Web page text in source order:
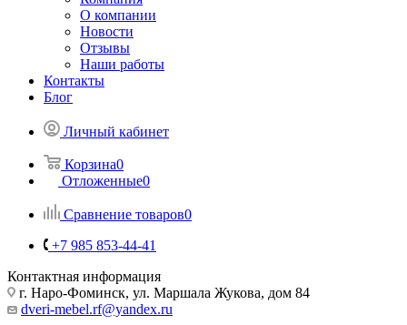
О компании
Новости
Отзывы
Наши работы
Контакты
Блог
Личный кабинет
Корзина0
Отложенные0
Сравнение товаров0
+7 985 853-44-41
Контактная информация
г. Наро-Фоминск, ул. Маршала Жукова, дом 84
dveri-mebel.rf@yandex.ru